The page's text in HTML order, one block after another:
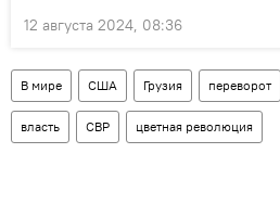
12 августа 2024, 08:36
В мире США Грузия переворот
власть СВР цветная революция